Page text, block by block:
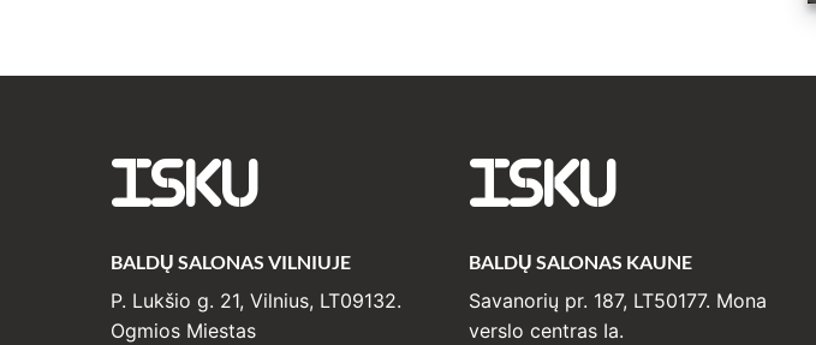
ISKU
BALDŲ SALONAS VILNIUJE
P. Lukšio g. 21, Vilnius, LT09132.
Ogmios Miestas
ISKU
BALDŲ SALONAS KAUNE
Savanorių pr. 187, LT50177. Mona
verslo centras Ia.